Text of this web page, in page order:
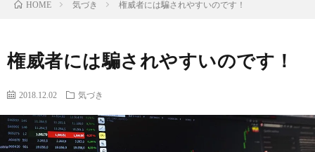
ィ
い
HOME 気づき 権威者には騙されやすいのです！
権威者には騙されやすいのです！
2018.12.02 気づき